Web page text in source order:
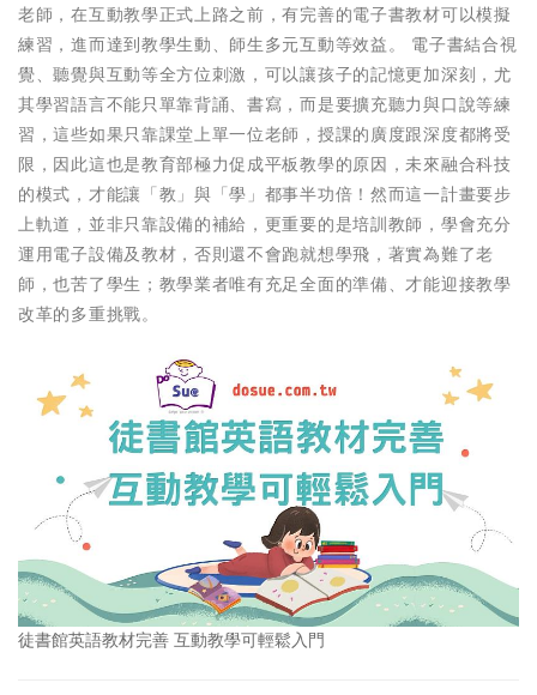
老師，在互動教學正式上路之前，有完善的電子書教材可以模擬
練習，進而達到教學生動、師生多元互動等效益。 電子書結合視
覺、聽覺與互動等全方位刺激，可以讓孩子的記憶更加深刻，尤
其學習語言不能只單靠背誦、書寫，而是要擴充聽力與口說等練
習，這些如果只靠課堂上單一位老師，授課的廣度跟深度都將受
限，因此這也是教育部極力促成平板教學的原因，未來融合科技
的模式，才能讓「教」與「學」都事半功倍！然而這一計畫要步
上軌道，並非只靠設備的補給，更重要的是培訓教師，學會充分
運用電子設備及教材，否則還不會跑就想學飛，著實為難了老
師，也苦了學生；教學業者唯有充足全面的準備、才能迎接教學
改革的多重挑戰。
徒書館英語教材完善 互動教學可輕鬆入門